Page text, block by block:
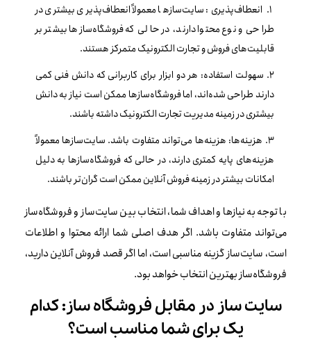
انعطاف‌پذیری: سایت‌سازها معمولاً انعطاف‌پذیری بیشتری در
طراحی و نوع محتوا دارند، در حالی که فروشگاه‌سازها بیشتر بر
قابلیت‌های فروش و تجارت الکترونیک متمرکز هستند.
سهولت استفاده: هر دو ابزار برای کاربرانی که دانش فنی کمی
دارند طراحی شده‌اند، اما فروشگاه‌سازها ممکن است نیاز به دانش
بیشتری در زمینه مدیریت تجارت الکترونیک داشته باشند.
هزینه‌ها: هزینه‌ها می‌تواند متفاوت باشد. سایت‌سازها معمولاً
هزینه‌های پایه کمتری دارند، در حالی که فروشگاه‌سازها به دلیل
امکانات بیشتر در زمینه فروش آنلاین ممکن است گران‌تر باشند.
با توجه به نیازها و اهداف شما، انتخاب بین سایت‌ساز و فروشگاه‌ساز
می‌تواند متفاوت باشد. اگر هدف اصلی شما ارائه محتوا و اطلاعات
است، سایت‌ساز گزینه مناسبی است، اما اگر قصد فروش آنلاین دارید،
فروشگاه‌ساز بهترین انتخاب خواهد بود.
سایت ساز در مقابل فروشگاه ساز: کدام
یک برای شما مناسب است؟